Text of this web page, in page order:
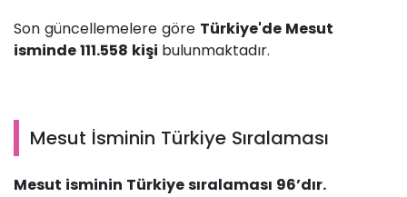
Son güncellemelere göre Türkiye'de Mesut
isminde 111.558 kişi bulunmaktadır.
Mesut İsminin Türkiye Sıralaması
Mesut isminin Türkiye sıralaması 96’dır.